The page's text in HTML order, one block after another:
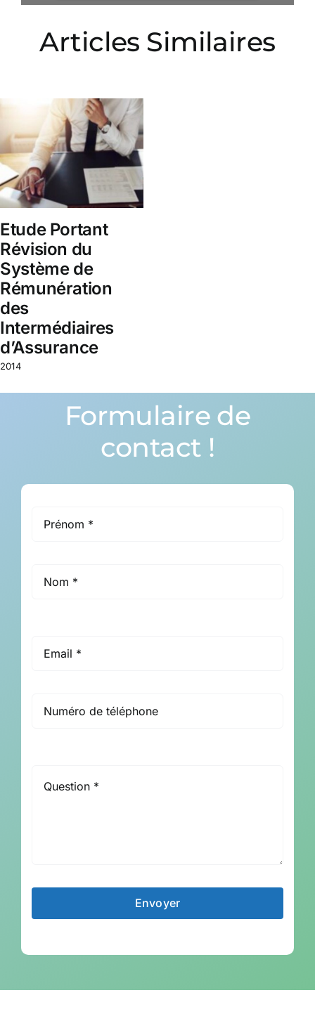
Articles Similaires
Etude Portant
Révision du
Système de
Rémunération
des
Intermédiaires
d’Assurance
2014
Formulaire de
contact !
Envoyer